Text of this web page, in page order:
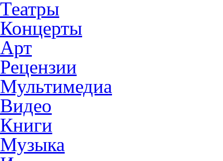
Театры
Концерты
Арт
Рецензии
Мультимедиа
Видео
Книги
Музыка